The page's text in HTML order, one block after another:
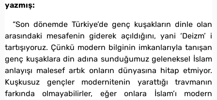
yazmış:
“Son dönemde Türkiye’de genç kuşakların dinle olan
arasındaki mesafenin giderek açıldığını, yani ‘Deizm’ i
tartışıyoruz. Çünkü modern bilginin imkanlarıyla tanışan
genç kuşaklara din adına sunduğumuz geleneksel İslam
anlayışı malesef artık onların dünyasına hitap etmiyor.
Kuşkusuz gençler modernitenin yarattığı travmanın
farkında olmayabilirler, eğer onlara İslam’ı modern